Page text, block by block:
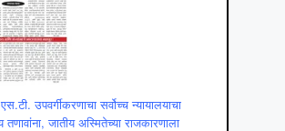
उपवर्गीकरणाचा सर्वोच्च न्यायालयाचा
तणावांना, जातीय अस्मितेच्या राजकारणाला